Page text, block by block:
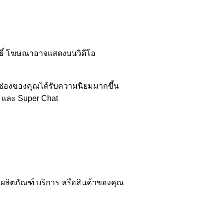
โฆษณาอาจแสดงบนวิดีโอ
ช่องของคุณได้รับความนิยมมากขึ้น
ละ Super Chat
งผลิตภัณฑ์ บริการ หรือสินค้าของคุณ